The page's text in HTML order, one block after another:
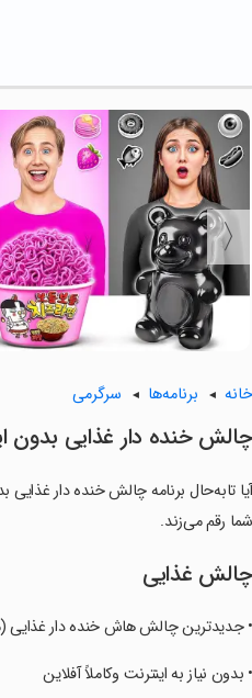
〈
خانه برنامه‌ها سرگرمی
‏چالش خنده دار غذایی بدون
شما رقم می‌زند.
چالش غذایی
‏• جدیدترین چالش هاش خنده دار غذایی
‏• بدون نیاز به اینترنت وکاملاً آفلاین